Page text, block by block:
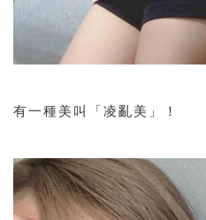
有一種美叫「凌亂美」 ！